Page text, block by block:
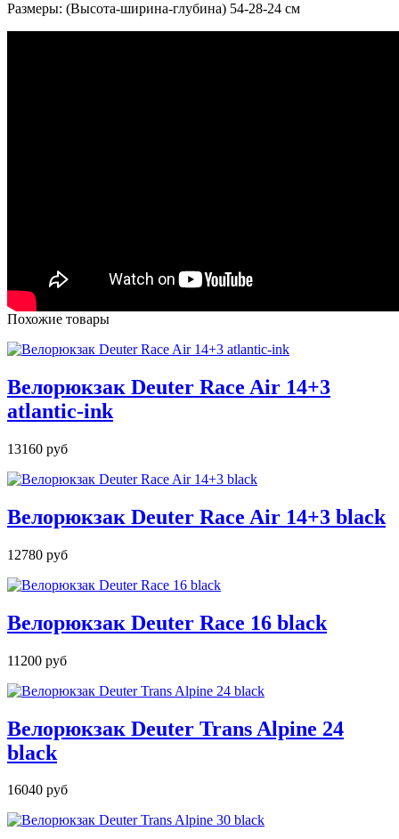
Размеры: (Высота-ширина-глубина) 54-28-24 см
Похожие товары
Велорюкзак Deuter Race Air 14+3
atlantic-ink
13160 руб
Велорюкзак Deuter Race Air 14+3 black
12780 руб
Велорюкзак Deuter Race 16 black
11200 руб
Велорюкзак Deuter Trans Alpine 24
black
16040 руб